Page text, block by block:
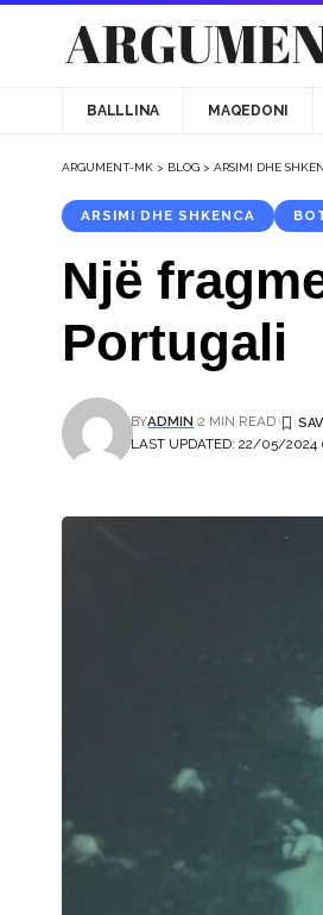
BALLLINA MAQEDONI
ARGUMENT-MK > BLOG > ARSIMI DHE
ARSIMI DHE SHKENCA
Një
Portugali
LAST UPDATED: 22/05/2024
BYADMIN 2 MIN READ